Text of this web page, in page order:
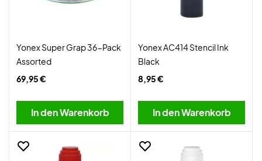
Yonex Super Grap 36-Pack
Assorted
69,95 €
In den Warenkorb
Yonex AC414 Stencil Ink
Black
8,95 €
In den Warenkorb